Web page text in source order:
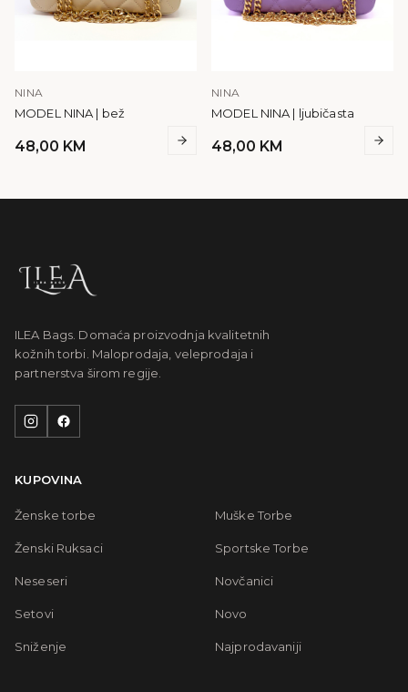
NINA
MODEL NINA | bež
48,00 KM
NINA
MODEL NINA | ljubičasta
48,00 KM
ILEA Bags. Domaća proizvodnja kvalitetnih
kožnih torbi. Maloprodaja, veleprodaja i
partnerstva širom regije.
KUPOVINA
Ženske torbe Muške Torbe
Ženski Ruksaci Sportske Torbe
Neseseri Novčanici
Setovi Novo
Sniženje Najprodavaniji